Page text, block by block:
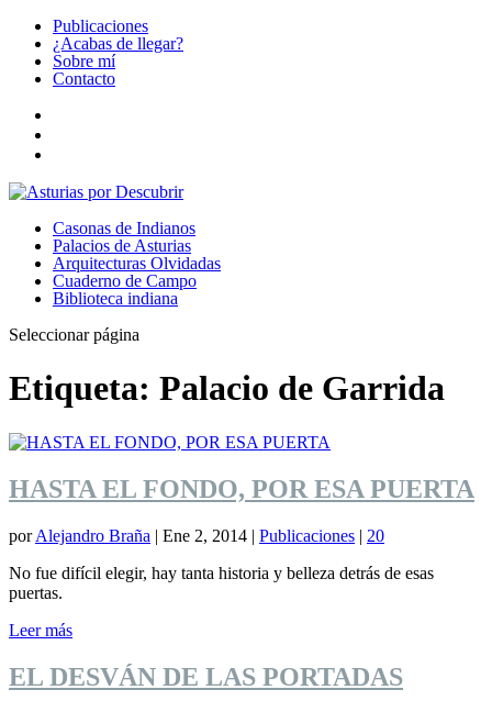
Publicaciones
¿Acabas de llegar?
Sobre mí
Contacto
Casonas de Indianos
Palacios de Asturias
Arquitecturas Olvidadas
Cuaderno de Campo
Biblioteca indiana
Seleccionar página
Etiqueta: Palacio de Garrida
HASTA EL FONDO, POR ESA PUERTA
porAlejandro Braña | Ene 2, 2014 | Publicaciones | 20
No fue difícil elegir, hay tanta historia y belleza detrás de esas
puertas.
Leer más
EL DESVÁN DE LAS PORTADAS